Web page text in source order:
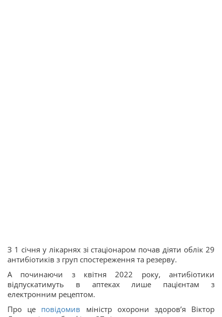
З 1 січня у лікарнях зі стаціонаром почав діяти облік 29
антибіотиків з груп спостереження та резерву.
А починаючи з квітня 2022 року, антибіотики
відпускатимуть в аптеках лише пацієнтам з
електронним рецептом.
Про це повідомив міністр охорони здоров’я Віктор